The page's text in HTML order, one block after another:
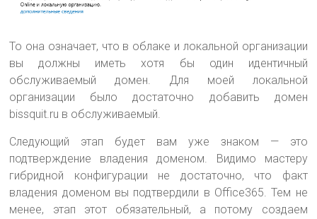
То она означает, что в облаке и локальной организации
вы должны иметь хотя бы один идентичный
обслуживаемый домен. Для моей локальной
организации было достаточно добавить домен
bissquit.ru в обслуживаемый.
Следующий этап будет вам уже знаком — это
подтверждение владения доменом. Видимо мастеру
гибридной конфигурации не достаточно, что факт
владения доменом вы подтвердили в Office365. Тем не
менее, этап этот обязательный, а потому создаем